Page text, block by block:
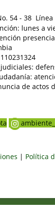
54 - 38
lunes a
de actos
| Política